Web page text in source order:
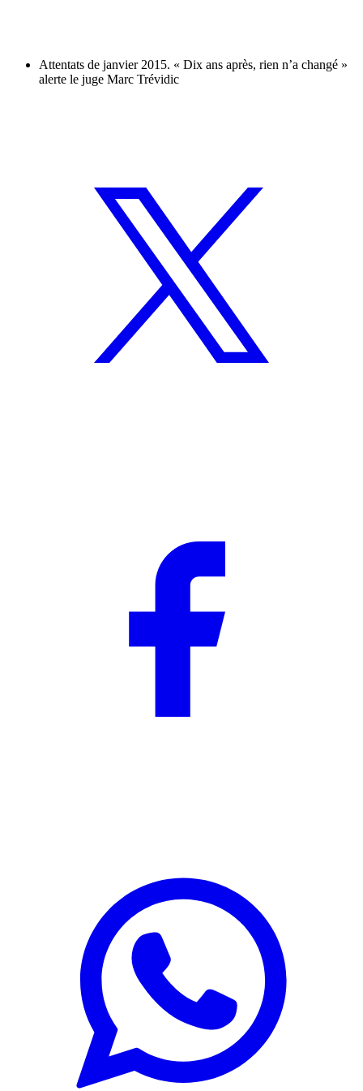
Attentats de janvier 2015. « Dix ans après, rien n’a changé »
alerte le juge Marc Trévidic